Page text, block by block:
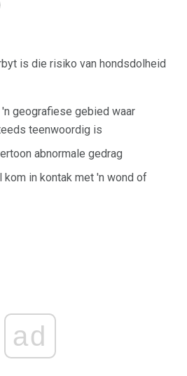
is die risiko van hondsdolheid
geografiese gebied waar
teenwoordig is
abnormale gedrag
in kontak met 'n wond of
ad